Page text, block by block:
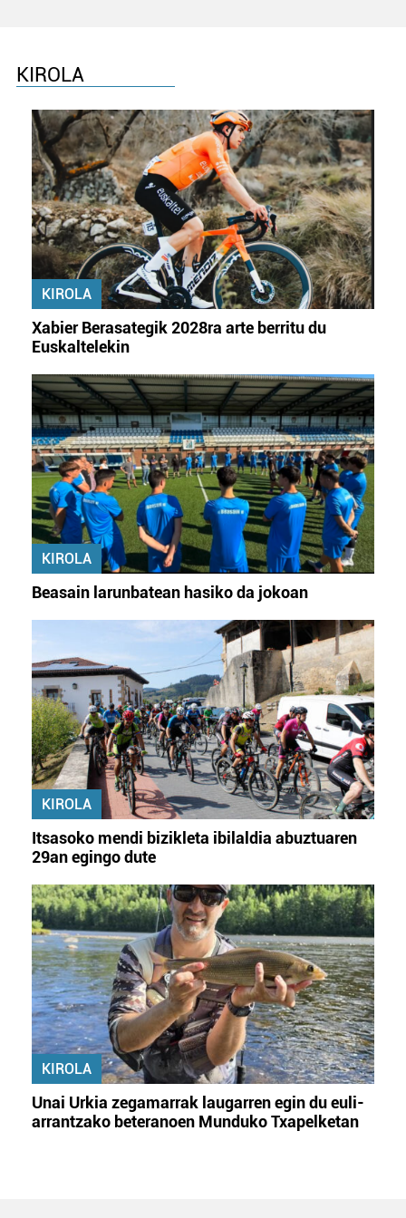
KIROLA
KIROLA
Xabier Berasategik 2028ra arte berritu du
Euskaltelekin
KIROLA
Beasain larunbatean hasiko da jokoan
KIROLA
Itsasoko mendi bizikleta ibilaldia abuztuaren
29an egingo dute
KIROLA
Unai Urkia zegamarrak laugarren egin du euli-
arrantzako beteranoen Munduko Txapelketan